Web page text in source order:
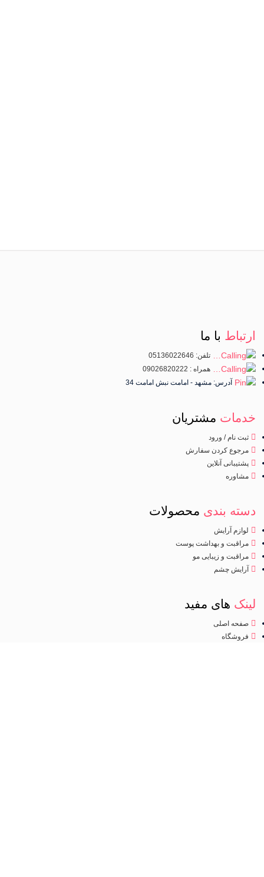
ارتباط با ما
تلفن: 05136022646
همراه : 09026820222
آدرس: مشهد - امامت نبش امامت 34
خدمات مشتریان
ثبت نام / ورود
مرجوع کردن سفارش
پشتیبانی آنلاین
مشاوره
دسته بندی محصولات
لوازم آرایش
مراقبت و بهداشت پوست
مراقبت و زیبایی مو
آرایش چشم
لینک های مفید
صفحه اصلی
فروشگاه